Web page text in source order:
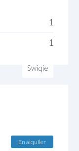
1
1
Swiqie
En alquiler